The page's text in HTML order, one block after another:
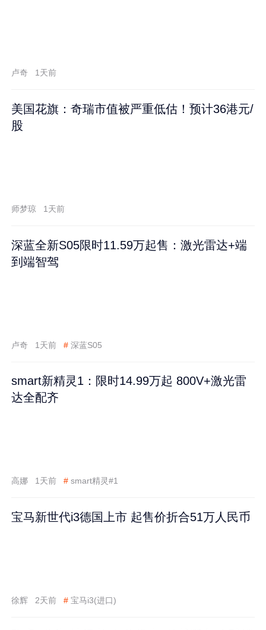
卢奇 1天前
美国花旗：奇瑞市值被严重低估！预计36港元/
股
师梦琼 1天前
深蓝全新S05限时11.59万起售：激光雷达+端
到端智驾
卢奇 1天前 # 深蓝S05
smart新精灵1：限时14.99万起 800V+激光雷
达全配齐
高娜 1天前 # smart精灵#1
宝马新世代i3德国上市 起售价折合51万人民币
徐辉 2天前 # 宝马i3(进口)